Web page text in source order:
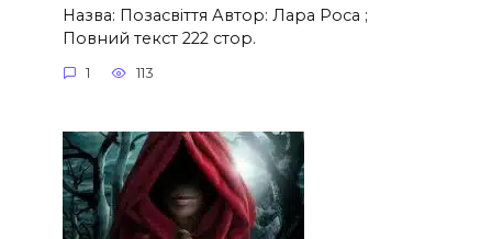
Назва: Позасвіття Автор: Лара Роса ;
Повний текст 222 стор.
1 113